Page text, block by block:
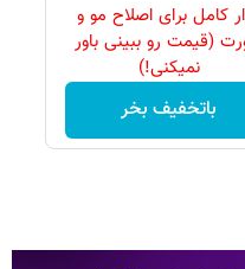
کامل برای اصلاح مو و
(قیمت رو ببینی باور
نمیکنی!)
باتخفیف بخر